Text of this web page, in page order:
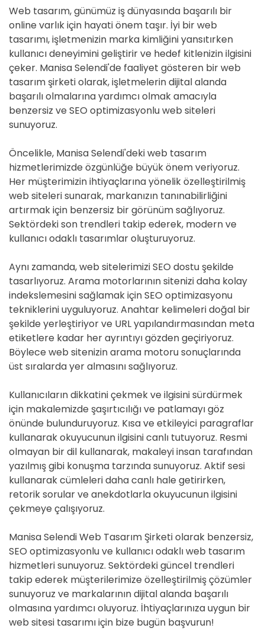
Web tasarım, günümüz iş dünyasında başarılı bir
online varlık için hayati önem taşır. İyi bir web
tasarımı, işletmenizin marka kimliğini yansıtırken
kullanıcı deneyimini geliştirir ve hedef kitlenizin ilgisini
çeker. Manisa Selendi'de faaliyet gösteren bir web
tasarım şirketi olarak, işletmelerin dijital alanda
başarılı olmalarına yardımcı olmak amacıyla
benzersiz ve SEO optimizasyonlu web siteleri
sunuyoruz.
Öncelikle, Manisa Selendi'deki web tasarım
hizmetlerimizde özgünlüğe büyük önem veriyoruz.
Her müşterimizin ihtiyaçlarına yönelik özelleştirilmiş
web siteleri sunarak, markanızın tanınabilirliğini
artırmak için benzersiz bir görünüm sağlıyoruz.
Sektördeki son trendleri takip ederek, modern ve
kullanıcı odaklı tasarımlar oluşturuyoruz.
Aynı zamanda, web sitelerimizi SEO dostu şekilde
tasarlıyoruz. Arama motorlarının sitenizi daha kolay
indekslemesini sağlamak için SEO optimizasyonu
tekniklerini uyguluyoruz. Anahtar kelimeleri doğal bir
şekilde yerleştiriyor ve URL yapılandırmasından meta
etiketlere kadar her ayrıntıyı gözden geçiriyoruz.
Böylece web sitenizin arama motoru sonuçlarında
üst sıralarda yer almasını sağlıyoruz.
Kullanıcıların dikkatini çekmek ve ilgisini sürdürmek
için makalemizde şaşırtıcılığı ve patlamayı göz
önünde bulunduruyoruz. Kısa ve etkileyici paragraflar
kullanarak okuyucunun ilgisini canlı tutuyoruz. Resmi
olmayan bir dil kullanarak, makaleyi insan tarafından
yazılmış gibi konuşma tarzında sunuyoruz. Aktif sesi
kullanarak cümleleri daha canlı hale getirirken,
retorik sorular ve anekdotlarla okuyucunun ilgisini
çekmeye çalışıyoruz.
Manisa Selendi Web Tasarım Şirketi olarak benzersiz,
SEO optimizasyonlu ve kullanıcı odaklı web tasarım
hizmetleri sunuyoruz. Sektördeki güncel trendleri
takip ederek müşterilerimize özelleştirilmiş çözümler
sunuyoruz ve markalarının dijital alanda başarılı
olmasına yardımcı oluyoruz. İhtiyaçlarınıza uygun bir
web sitesi tasarımı için bize bugün başvurun!